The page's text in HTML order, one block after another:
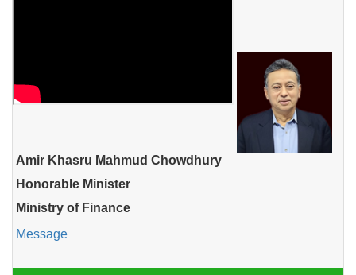
Amir Khasru Mahmud Chowdhury
Honorable Minister
Ministry of Finance
Message